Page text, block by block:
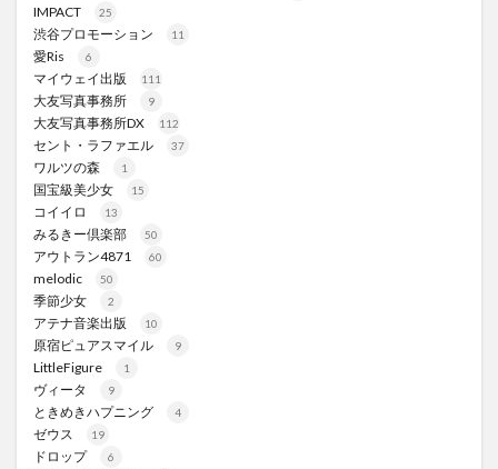
IMPACT 25
渋谷プロモーション 11
愛Ris 6
マイウェイ出版 111
大友写真事務所 9
大友写真事務所DX 112
セント・ラファエル 37
ワルツの森 1
国宝級美少女 15
コイイロ 13
みるきー倶楽部 50
アウトラン4871 60
melodic 50
季節少女 2
アテナ音楽出版 10
原宿ピュアスマイル 9
LittleFigure 1
ヴィータ 9
ときめきハプニング 4
ゼウス 19
ドロップ 6